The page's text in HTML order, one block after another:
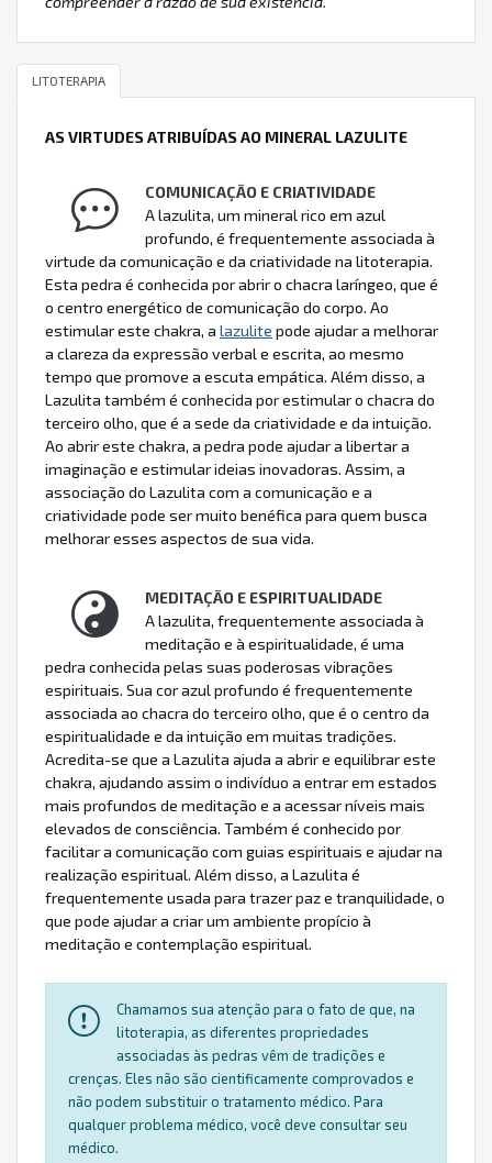
LITOTERAPIA
AS VIRTUDES ATRIBUÍDAS AO MINERAL LAZULITE
COMUNICAÇÃO E CRIATIVIDADE
A lazulita, um mineral rico em azul
profundo, é frequentemente associada à
virtude da comunicação e da criatividade na litoterapia.
Esta pedra é conhecida por abrir o chacra laríngeo, que é
o centro energético de comunicação do corpo. Ao
estimular este chakra, a lazulite pode ajudar a melhorar
a clareza da expressão verbal e escrita, ao mesmo
tempo que promove a escuta empática. Além disso, a
Lazulita também é conhecida por estimular o chacra do
terceiro olho, que é a sede da criatividade e da intuição.
Ao abrir este chakra, a pedra pode ajudar a libertar a
imaginação e estimular ideias inovadoras. Assim, a
associação do Lazulita com a comunicação e a
criatividade pode ser muito benéfica para quem busca
melhorar esses aspectos de sua vida.
MEDITAÇÃO E ESPIRITUALIDADE
A lazulita, frequentemente associada à
meditação e à espiritualidade, é uma
pedra conhecida pelas suas poderosas vibrações
espirituais. Sua cor azul profundo é frequentemente
associada ao chacra do terceiro olho, que é o centro da
espiritualidade e da intuição em muitas tradições.
Acredita-se que a Lazulita ajuda a abrir e equilibrar este
chakra, ajudando assim o indivíduo a entrar em estados
mais profundos de meditação e a acessar níveis mais
elevados de consciência. Também é conhecido por
facilitar a comunicação com guias espirituais e ajudar na
realização espiritual. Além disso, a Lazulita é
frequentemente usada para trazer paz e tranquilidade, o
que pode ajudar a criar um ambiente propício à
meditação e contemplação espiritual.
Chamamos sua atenção para o fato de que, na
litoterapia, as diferentes propriedades
associadas às pedras vêm de tradições e
crenças. Eles não são cientificamente comprovados e
não podem substituir o tratamento médico. Para
qualquer problema médico, você deve consultar seu
médico.